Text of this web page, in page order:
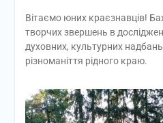
Вітаємо юних краєзнавців!
творчих звершень в
духовних, культурних
різноманіття рідного краю.